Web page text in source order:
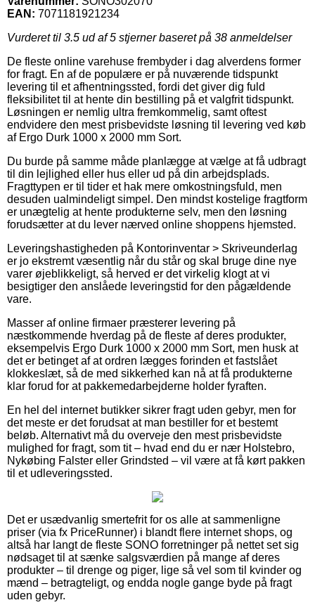
EAN: 7071181921234
Vurderet til 3.5 ud af 5 stjerner baseret på 38 anmeldelser
De fleste online varehuse frembyder i dag alverdens former
for fragt. En af de populære er på nuværende tidspunkt
levering til et afhentningssted, fordi det giver dig fuld
fleksibilitet til at hente din bestilling på et valgfrit tidspunkt.
Løsningen er nemlig ultra fremkommelig, samt oftest
endvidere den mest prisbevidste løsning til levering ved køb
af Ergo Durk 1000 x 2000 mm Sort.
Du burde på samme måde planlægge at vælge at få udbragt
til din lejlighed eller hus eller ud på din arbejdsplads.
Fragttypen er til tider et hak mere omkostningsfuld, men
desuden ualmindeligt simpel. Den mindst kostelige fragtform
er unægtelig at hente produkterne selv, men den løsning
forudsætter at du lever nærved online shoppens hjemsted.
Leveringshastigheden på Kontorinventar > Skriveunderlag
er jo ekstremt væsentlig når du står og skal bruge dine nye
varer øjeblikkeligt, så herved er det virkelig klogt at vi
besigtiger den anslåede leveringstid for den pågældende
vare.
Masser af online firmaer præsterer levering på
næstkommende hverdag på de fleste af deres produkter,
eksempelvis Ergo Durk 1000 x 2000 mm Sort, men husk at
det er betinget af at ordren lægges forinden et fastslået
klokkeslæt, så de med sikkerhed kan nå at få produkterne
klar forud for at pakkemedarbejderne holder fyraften.
En hel del internet butikker sikrer fragt uden gebyr, men for
det meste er det forudsat at man bestiller for et bestemt
beløb. Alternativt må du overveje den mest prisbevidste
mulighed for fragt, som tit – hvad end du er nær Holstebro,
Nykøbing Falster eller Grindsted – vil være at få kørt pakken
til et udleveringssted.
Det er usædvanlig smertefrit for os alle at sammenligne
priser (via fx PriceRunner) i blandt flere internet shops, og
altså har langt de fleste SONO forretninger på nettet set sig
nødsaget til at sænke salgsværdien på mange af deres
produkter – til drenge og piger, lige så vel som til kvinder og
mænd – betragteligt, og endda nogle gange byde på fragt
uden gebyr.